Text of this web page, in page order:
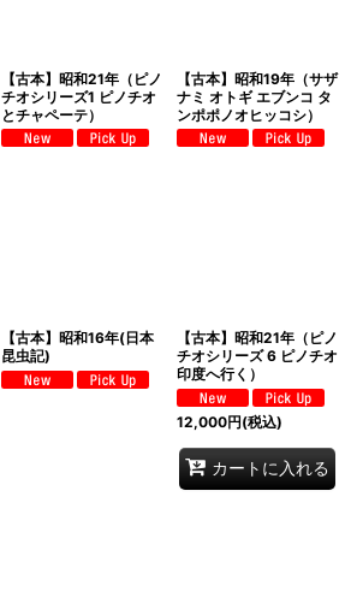
【古本】昭和21年（ピノ
チオシリーズ1 ピノチオ
とチャペーテ）
【古本】昭和19年（サザ
ナミ オトギ エブンコ タ
ンポポノオヒッコシ）
【古本】昭和16年(日本
昆虫記)
【古本】昭和21年（ピノ
チオシリーズ 6 ピノチオ
印度へ行く）
12,000円(税込)
カートに入れる